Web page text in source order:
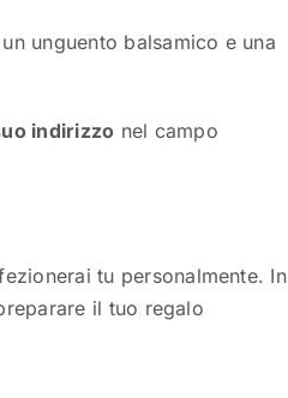
unguento balsamico e una
indirizzo nel campo
tu personalmente. In
il tuo regalo